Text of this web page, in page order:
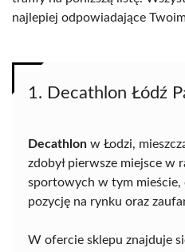
najlepiej odpowiadające
1. Decathlon Łódź
Decathlon w Łodzi,
zdobył pierwsze miejsce w
sportowych w tym mieście,
pozycję na rynku oraz
W ofercie sklepu znajduje